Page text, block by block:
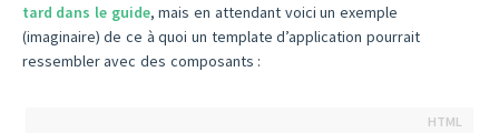
tard dans le guide, mais en attendant voici un exemple
(imaginaire) de ce à quoi un template d’application pourrait
ressembler avec des composants :